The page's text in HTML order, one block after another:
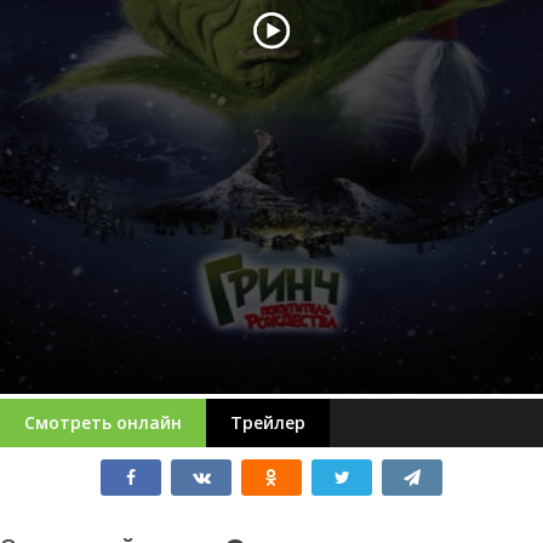
Смотреть онлайн Трейлер